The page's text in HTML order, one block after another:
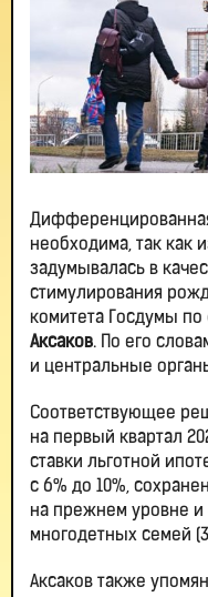
необходима, так как
задумывалась в
стимулирования
комитета Госдумы
Аксаков. По его
и центральные
Соответствующее
на первый квартал
ставки льготной
с 6% до 10%,
на прежнем уровне
многодетных семей
Аксаков также